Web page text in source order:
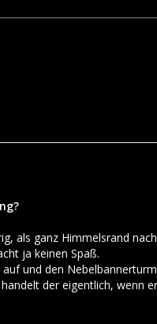
als ganz Himmelsrand
ja keinen Spaß.
und den
der eigentlich, wenn